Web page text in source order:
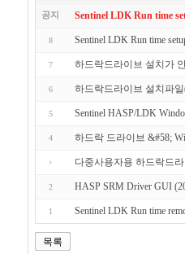
공지 Sentinel LDK Run time
8 Sentinel LDK Run time
7 하드락드라이브 설치가
6 하드락드라이브 설치파일
5 Sentinel HASP/LDK
4 하드락 드라이브 &#58;
다중사용자용 하드락드라
2 HASP SRM Driver GUI
1 Sentinel LDK Run time
목록